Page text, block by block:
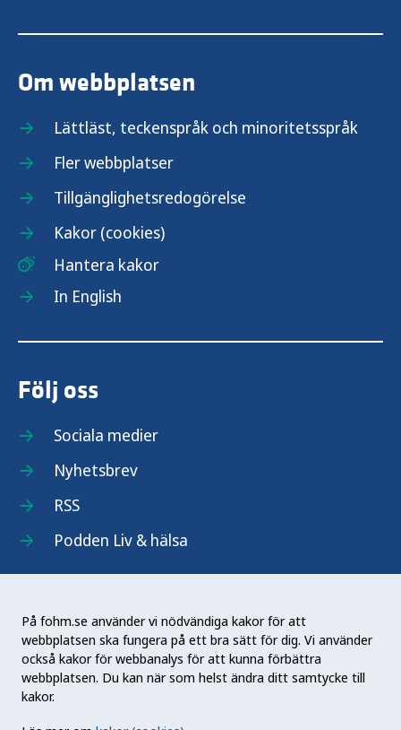
På fohm.se använder vi nödvändiga kakor för att
webbplatsen ska fungera på ett bra sätt för dig. Vi använder
också kakor för webbanalys för att kunna förbättra
webbplatsen. Du kan när som helst ändra ditt samtycke till
kakor.
Om webbplatsen
Lättläst, teckenspråk och minoritetsspråk
Fler webbplatser
Tillgänglighetsredogörelse
Kakor (cookies)
Hantera kakor
In English
Följ oss
Sociala medier
Nyhetsbrev
RSS
Podden Liv & hälsa
Folkhälsomyndigheten (Fohm) är en nationell
kunskapsmyndighet som arbetar för en bättre
folkhälsa. Det gör myndigheten genom att